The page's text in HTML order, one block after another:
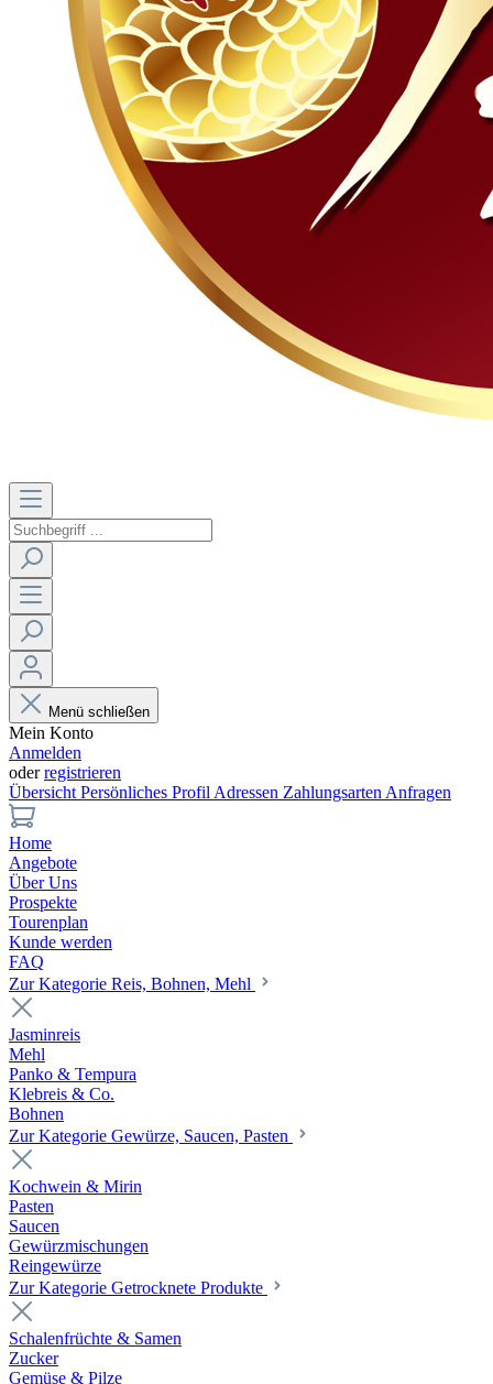
Menü schließen
Mein Konto
Anmelden
oderregistrieren
Übersicht Persönliches Profil Adressen Zahlungsarten Anfragen
Home
Angebote
Über Uns
Prospekte
Tourenplan
Kunde werden
FAQ
Zur Kategorie Reis, Bohnen, Mehl
Jasminreis
Mehl
Panko & Tempura
Klebreis & Co.
Bohnen
Zur Kategorie Gewürze, Saucen, Pasten
Kochwein & Mirin
Pasten
Saucen
Gewürzmischungen
Reingewürze
Zur Kategorie Getrocknete Produkte
Schalenfrüchte & Samen
Zucker
Gemüse & Pilze